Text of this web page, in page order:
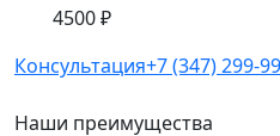
4500 ₽
Консультация+7 (347) 299-
Наши преимущества